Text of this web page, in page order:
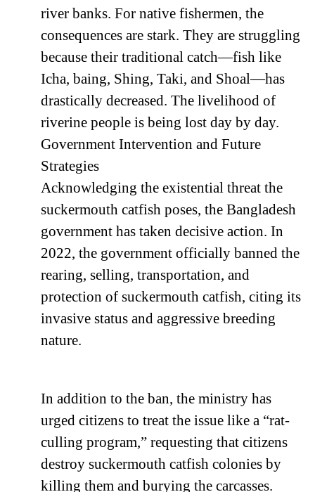
river banks. For native fishermen, the
consequences are stark. They are struggling
because their traditional catch—fish like
Icha, baing, Shing, Taki, and Shoal—has
drastically decreased. The livelihood of
riverine people is being lost day by day.
Government Intervention and Future
Strategies
Acknowledging the existential threat the
suckermouth catfish poses, the Bangladesh
government has taken decisive action. In
2022, the government officially banned the
rearing, selling, transportation, and
protection of suckermouth catfish, citing its
invasive status and aggressive breeding
nature.
In addition to the ban, the ministry has
urged citizens to treat the issue like a “rat-
culling program,” requesting that citizens
destroy suckermouth catfish colonies by
killing them and burying the carcasses.